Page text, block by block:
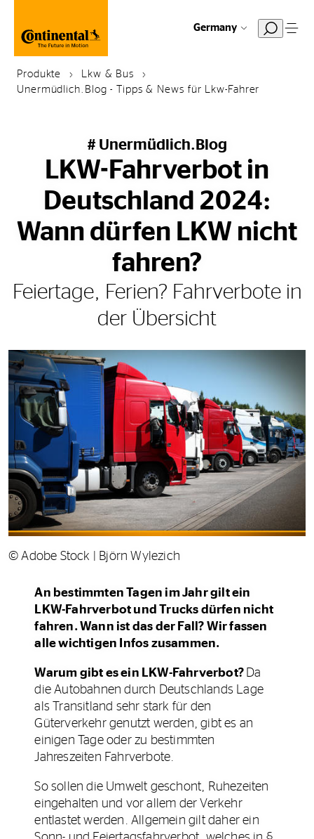
Germany
Produkte
Lkw & Bus
Unermüdlich.Blog - Tipps & News für Lkw-Fahrer
# Unermüdlich.Blog
LKW-Fahrverbot in
Deutschland 2024:
Wann dürfen LKW nicht
fahren?
Feiertage, Ferien? Fahrverbote in
der Übersicht
© Adobe Stock | Björn Wylezich
An bestimmten Tagen im Jahr gilt ein
LKW-Fahrverbot und Trucks dürfen nicht
fahren. Wann ist das der Fall? Wir fassen
alle wichtigen Infos zusammen.
Warum gibt es ein LKW-Fahrverbot? Da
die Autobahnen durch Deutschlands Lage
als Transitland sehr stark für den
Güterverkehr genutzt werden, gibt es an
einigen Tage oder zu bestimmten
Jahreszeiten Fahrverbote.
So sollen die Umwelt geschont, Ruhezeiten
eingehalten und vor allem der Verkehr
entlastet werden. Allgemein gilt daher ein